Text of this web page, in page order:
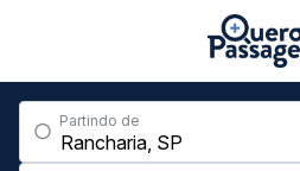
Partindo de